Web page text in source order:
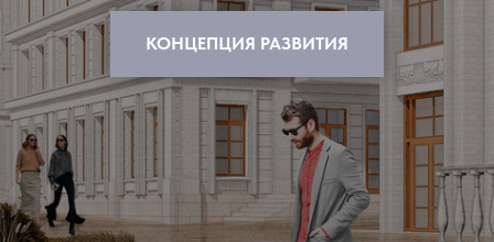
КОНЦЕПЦИЯ РАЗВИТИЯ